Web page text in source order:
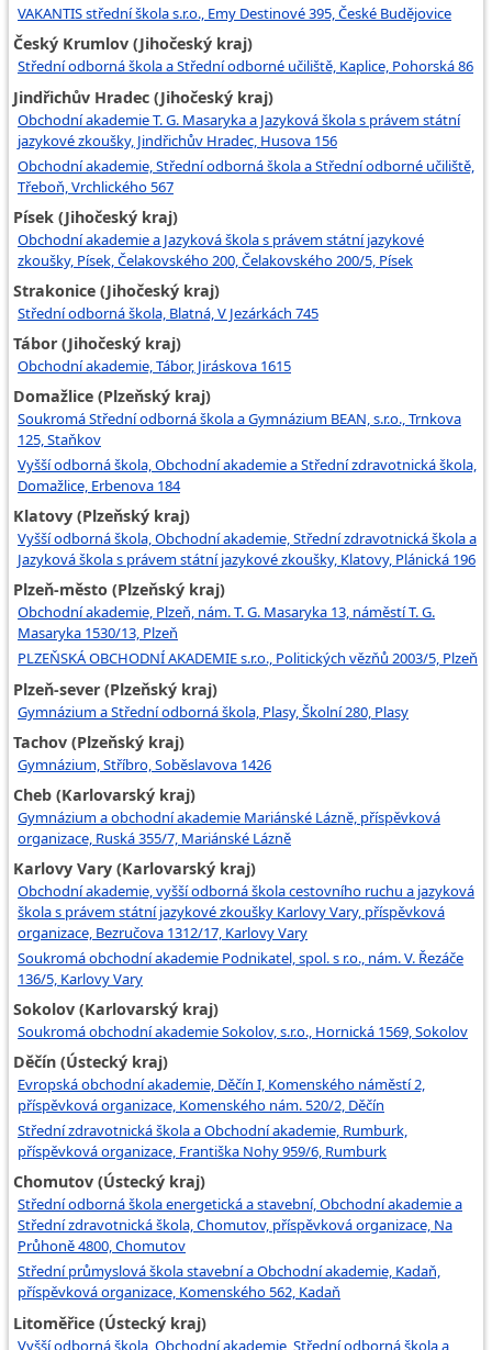
VAKANTIS střední škola s.r.o., Emy Destinové 395, České Budějovice
Český Krumlov (Jihočeský kraj)
Střední odborná škola a Střední odborné učiliště, Kaplice, Pohorská 86
Jindřichův Hradec (Jihočeský kraj)
Obchodní akademie T. G. Masaryka a Jazyková škola s právem státní
jazykové zkoušky, Jindřichův Hradec, Husova 156
Obchodní akademie, Střední odborná škola a Střední odborné učiliště,
Třeboň, Vrchlického 567
Písek (Jihočeský kraj)
Obchodní akademie a Jazyková škola s právem státní jazykové
zkoušky, Písek, Čelakovského 200, Čelakovského 200/5, Písek
Strakonice (Jihočeský kraj)
Střední odborná škola, Blatná, V Jezárkách 745
Tábor (Jihočeský kraj)
Obchodní akademie, Tábor, Jiráskova 1615
Domažlice (Plzeňský kraj)
Soukromá Střední odborná škola a Gymnázium BEAN, s.r.o., Trnkova
125, Staňkov
Vyšší odborná škola, Obchodní akademie a Střední zdravotnická škola,
Domažlice, Erbenova 184
Klatovy (Plzeňský kraj)
Vyšší odborná škola, Obchodní akademie, Střední zdravotnická škola a
Jazyková škola s právem státní jazykové zkoušky, Klatovy, Plánická 196
Plzeň-město (Plzeňský kraj)
Obchodní akademie, Plzeň, nám. T. G. Masaryka 13, náměstí T. G.
Masaryka 1530/13, Plzeň
PLZEŇSKÁ OBCHODNÍ AKADEMIE s.r.o., Politických vězňů 2003/5, Plzeň
Plzeň-sever (Plzeňský kraj)
Gymnázium a Střední odborná škola, Plasy, Školní 280, Plasy
Tachov (Plzeňský kraj)
Gymnázium, Stříbro, Soběslavova 1426
Cheb (Karlovarský kraj)
Gymnázium a obchodní akademie Mariánské Lázně, příspěvková
organizace, Ruská 355/7, Mariánské Lázně
Karlovy Vary (Karlovarský kraj)
Obchodní akademie, vyšší odborná škola cestovního ruchu a jazyková
škola s právem státní jazykové zkoušky Karlovy Vary, příspěvková
organizace, Bezručova 1312/17, Karlovy Vary
Soukromá obchodní akademie Podnikatel, spol. s r.o., nám. V. Řezáče
136/5, Karlovy Vary
Sokolov (Karlovarský kraj)
Soukromá obchodní akademie Sokolov, s.r.o., Hornická 1569, Sokolov
Děčín (Ústecký kraj)
Evropská obchodní akademie, Děčín I, Komenského náměstí 2,
příspěvková organizace, Komenského nám. 520/2, Děčín
Střední zdravotnická škola a Obchodní akademie, Rumburk,
příspěvková organizace, Františka Nohy 959/6, Rumburk
Chomutov (Ústecký kraj)
Střední odborná škola energetická a stavební, Obchodní akademie a
Střední zdravotnická škola, Chomutov, příspěvková organizace, Na
Průhoně 4800, Chomutov
Střední průmyslová škola stavební a Obchodní akademie, Kadaň,
příspěvková organizace, Komenského 562, Kadaň
Litoměřice (Ústecký kraj)
Vyšší odborná škola, Obchodní akademie, Střední odborná škola a